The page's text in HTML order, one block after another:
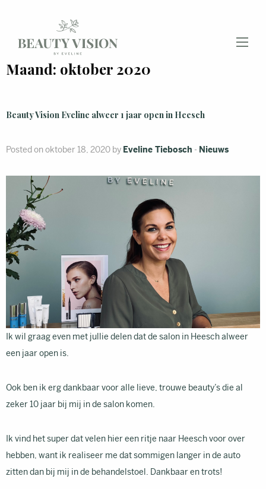
Maand: oktober 2020
Beauty Vision Eveline alweer 1 jaar open in Heesch
Posted on oktober 18, 2020 by Eveline Tiebosch - Nieuws
Ik wil graag even met jullie delen dat de salon in Heesch alweer
een jaar open is.
Ook ben ik erg dankbaar voor alle lieve, trouwe beauty’s die al
zeker 10 jaar bij mij in de salon komen.
Ik vind het super dat velen hier een ritje naar Heesch voor over
hebben, want ik realiseer me dat sommigen langer in de auto
zitten dan bij mij in de behandelstoel. Dankbaar en trots!